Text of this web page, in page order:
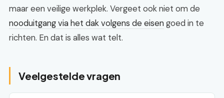
maar een veilige werkplek. Vergeet ook niet om de
nooduitgang via het dak volgens de eisengoed in te
richten. En dat is alles wat telt.
Veelgestelde vragen